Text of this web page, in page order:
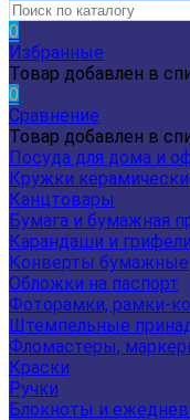
0
Избранные
Товар добавлен в
0
Сравнение
Товар добавлен в
Посуда для дома и
Кружки
Канцтовары
Бумага и бумажная
Карандаши и грифели
Конверты бумажные
Обложки на паспорт
Фоторамки, рамки-
Штемпельные
Фломастеры,
Краски
Ручки
Блокноты и